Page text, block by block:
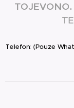
TOJEVONO.
Telefon: (Pouze